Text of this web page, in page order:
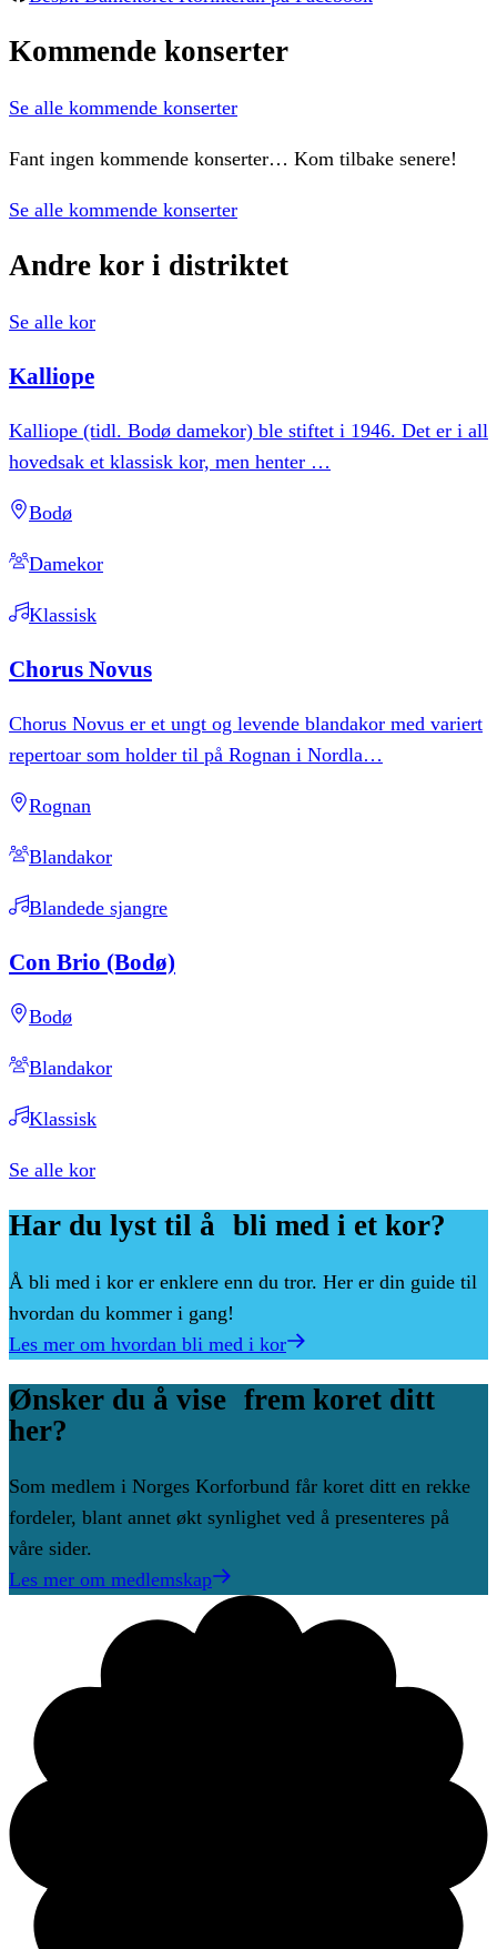
Kommende konserter
Se alle kommende konserter
Fant ingen kommende konserter… Kom tilbake senere!
Se alle kommende konserter
Andre kor i distriktet
Se alle kor
Kalliope
Kalliope (tidl. Bodø damekor) ble stiftet i 1946. Det er i all
hovedsak et klassisk kor, men henter …
Bodø
Damekor
Klassisk
Chorus Novus
Chorus Novus er et ungt og levende blandakor med variert
repertoar som holder til på Rognan i Nordla…
Rognan
Blandakor
Blandede sjangre
Con Brio (Bodø)
Bodø
Blandakor
Klassisk
Se alle kor
Har du lyst til å bli med i et kor?
Å bli med i kor er enklere enn du tror. Her er din guide til
hvordan du kommer i gang!
Les mer om hvordan bli med i kor
Ønsker du å vise frem koret ditt
her?
Som medlem i Norges Korforbund får koret ditt en rekke
fordeler, blant annet økt synlighet ved å presenteres på
våre sider.
Les mer om medlemskap